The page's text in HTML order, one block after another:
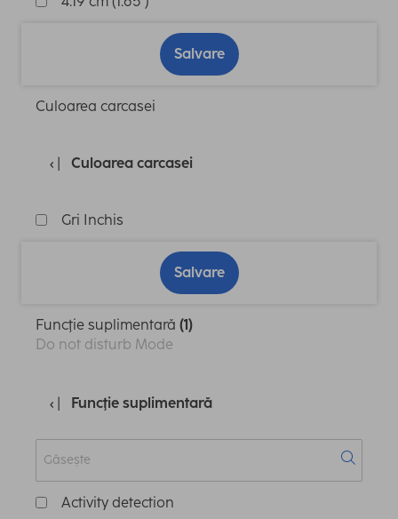
Salvare
Culoarea carcasei
Culoarea carcasei
Gri Inchis
Salvare
Funcţie suplimentară (1)
Do not disturb Mode
Funcţie suplimentară
Activity detection